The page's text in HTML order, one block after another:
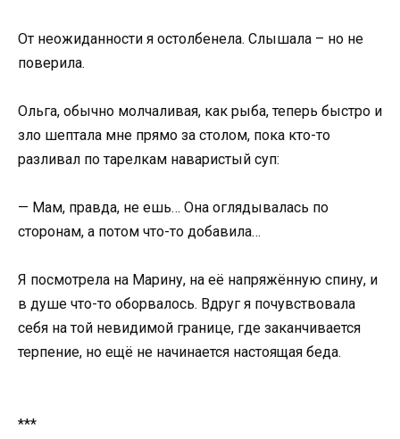
От неожиданности я остолбенела. Слышала – но не
поверила.
Ольга, обычно молчаливая, как рыба, теперь быстро и
зло шептала мне прямо за столом, пока кто-то
разливал по тарелкам наваристый суп:
— Мам, правда, не ешь… Она оглядывалась по
сторонам, а потом что-то добавила…
Я посмотрела на Марину, на её напряжённую спину, и
в душе что-то оборвалось. Вдруг я почувствовала
себя на той невидимой границе, где заканчивается
терпение, но ещё не начинается настоящая беда.
***